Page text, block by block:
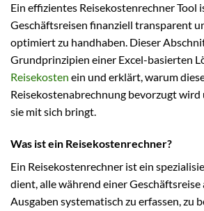
Ein effizientes Reisekostenrechner Tool
Geschäftsreisen finanziell transparent
optimiert zu handhaben. Dieser
Grundprinzipien einer Excel-basierten
Reisekosten ein und erklärt, warum
Reisekostenabrechnung bevorzugt
sie mit sich bringt.
Was ist ein Reisekostenrechner?
Ein Reisekostenrechner ist ein
dient, alle während einer Geschäftsreise
Ausgaben systematisch zu erfassen, zu